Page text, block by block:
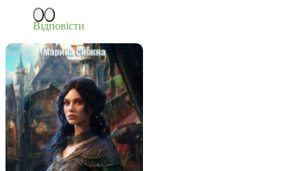
Відповісти